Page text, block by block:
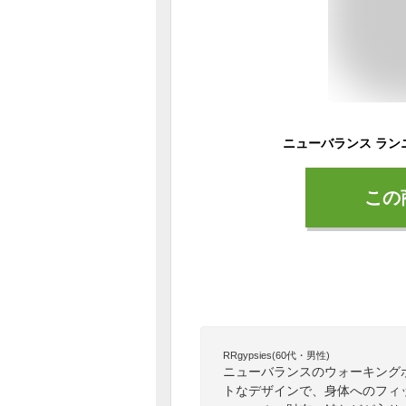
こ
RRgypsies(60代・男性)
ニューバランスのウォーキン
トなデザインで、身体へのフ